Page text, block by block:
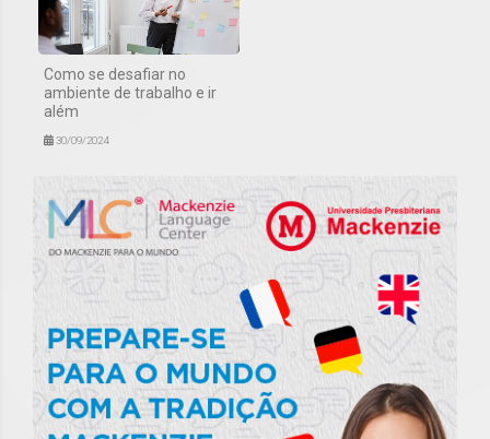
Como se desafiar no
ambiente de trabalho e ir
além
30/09/2024